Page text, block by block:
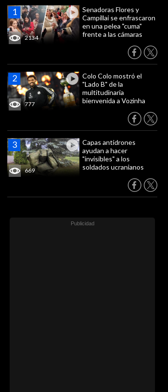
2134
Senadoras Flores y
Campillai se enfrascaron
en una pelea "cuma"
frente a las cámaras
777
Colo Colo mostró el
"Lado B" de la
multitudinaria
bienvenida a Vozinha
669
Capas antidrones
ayudan a hacer
"invisibles" a los
soldados ucranianos